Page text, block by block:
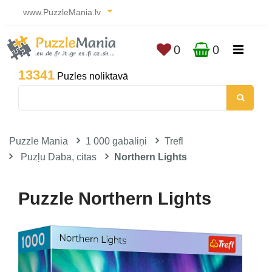
www.PuzzleMania.lv
13341 Puzles noliktavā
0 0
Puzzle Mania 1 000 gabaliņi
Trefl
Puzļu Daba, citas
Northern Lights
Puzzle Northern Lights